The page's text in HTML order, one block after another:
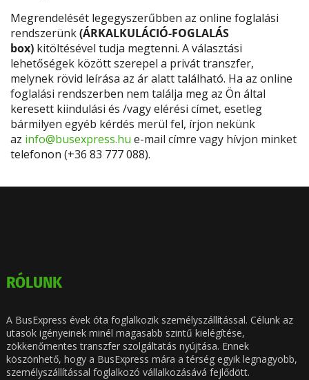
Megrendelését legegyszerűbben az online foglalási
rendszerünk(ÁRKALKULÁCIÓ-FOGLALÁS
box) kitöltésével tudja megtenni. A választási
lehetőségek között szerepel a privát transzfer,
melynek rövid leírása az ár alatt található. Ha az online
foglalási rendszerben nem találja meg az Ön által
keresett kiindulási és /vagy elérési címet, esetleg
bármilyen egyéb kérdés merül fel, írjon nekünk
az info@busexpress.hu e-mail címre vagy hívjon minket
telefonon (+36 83 777 088).
RÓLUNK
A BusExpress évek óta foglalkozik személyszállítással. Célunk az
utasok igényeinek minél magasabb szintű kielégítése,
zökkenőmentes transzfer szolgáltatás nyújtása. Ennek
köszönhető, hogy a BusExpress mára a térség egyik legnagyobb,
személyszállítással foglalkozó vállalkozásává fejlődött.